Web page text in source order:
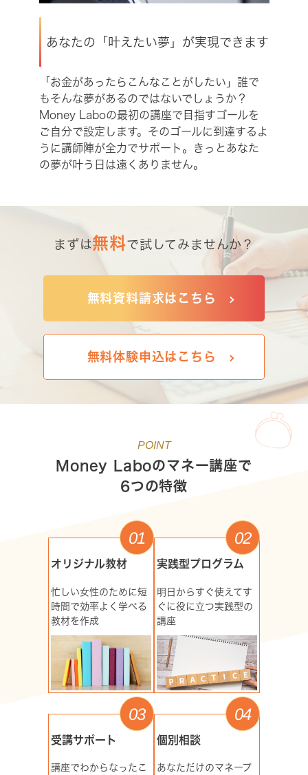
あなたの「叶えたい夢」が実現できます
「お金があったらこんなことがしたい」誰で
もそんな夢があるのではないでしょうか？
Money Laboの最初の講座で目指すゴールを
ご自分で設定します。そのゴールに到達するよ
うに講師陣が全力でサポート。きっとあなた
の夢が叶う日は遠くありません。
まずは無料で試してみませんか？
無料資料請求はこちら
無料体験申込はこちら
POINT
Money Laboのマネー講座で
6つの特徴
01
オリジナル教材
忙しい女性のために短
時間で効率よく学べる
教材を作成
02
実践型プログラム
明日からすぐ使えてす
ぐに役に立つ実践型の
講座
03
受講サポート
講座でわからなったこ
04
個別相談
あなただけのマネープ